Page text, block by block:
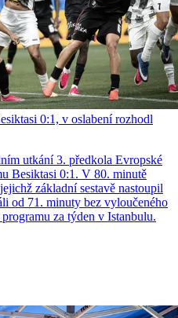
0:1, v oslabení rozhodl
utkání 3. předkola Evropské
Besiktasi 0:1. V 80. minutě
základní sestavě nastoupil
od 71. minuty bez vyloučeného
za týden v Istanbulu.